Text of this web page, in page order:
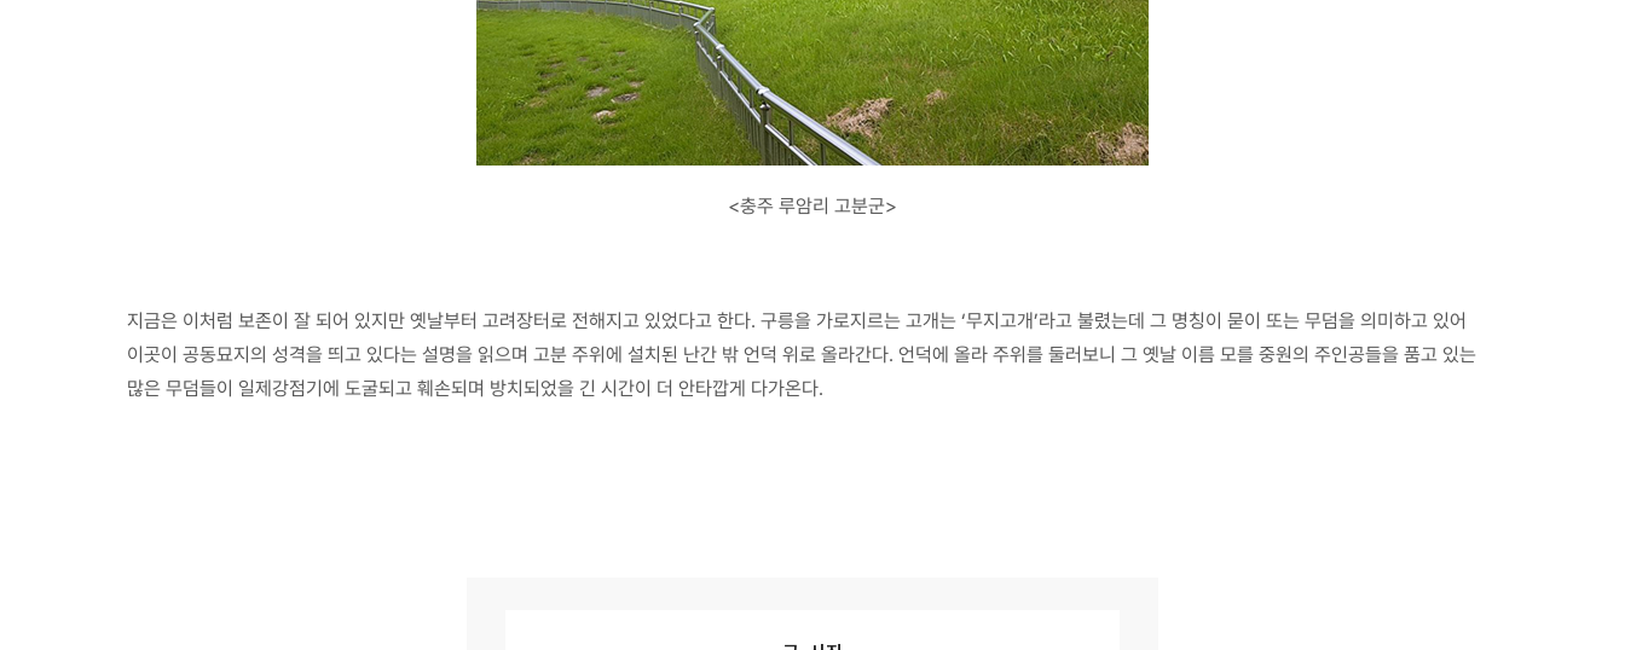
<충주 루암리 고분군>
지금은 이처럼 보존이 잘 되어 있지만 옛날부터 고려장터로 전해지고 있었다고 한다. 구릉을 가로지르는 고개는 ‘무지고개’라고 불렸는데 그 명칭이 묻이 또는 무덤을 의미하고 있어
이곳이 공동묘지의 성격을 띄고 있다는 설명을 읽으며 고분 주위에 설치된 난간 밖 언덕 위로 올라간다. 언덕에 올라 주위를 둘러보니 그 옛날 이름 모를 중원의 주인공들을 품고 있는
많은 무덤들이 일제강점기에 도굴되고 훼손되며 방치되었을 긴 시간이 더 안타깝게 다가온다.